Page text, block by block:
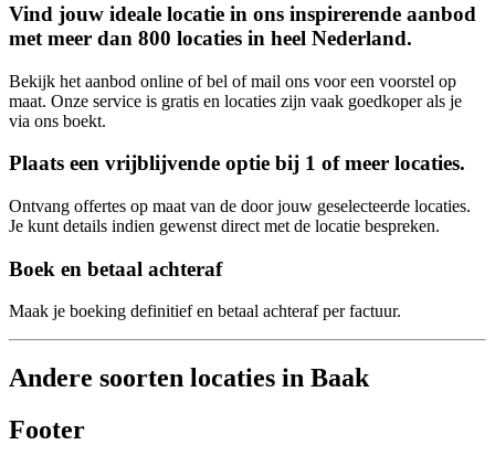
Vind jouw ideale locatie in ons inspirerende aanbod
met meer dan 800 locaties in heel Nederland.
Bekijk het aanbod online of bel of mail ons voor een voorstel op
maat. Onze service is gratis en locaties zijn vaak goedkoper als je
via ons boekt.
Plaats een vrijblijvende optie bij 1 of meer locaties.
Ontvang offertes op maat van de door jouw geselecteerde locaties.
Je kunt details indien gewenst direct met de locatie bespreken.
Boek en betaal achteraf
Maak je boeking definitief en betaal achteraf per factuur.
Andere soorten locaties in Baak
Footer